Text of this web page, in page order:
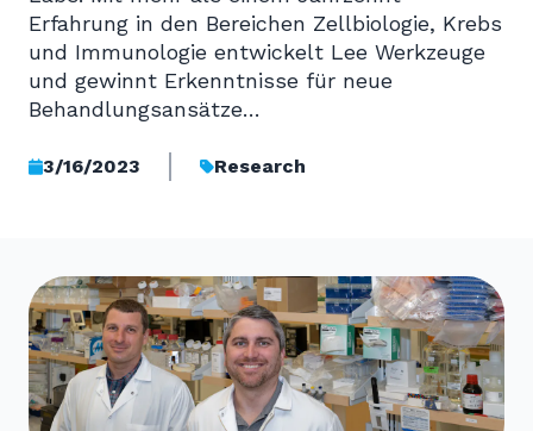
Erfahrung in den Bereichen Zellbiologie, Krebs
und Immunologie entwickelt Lee Werkzeuge
und gewinnt Erkenntnisse für neue
Behandlungsansätze…
3/16/2023 Research